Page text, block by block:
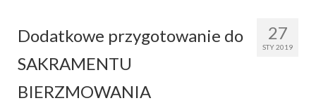
Intencje mszalne
Informacje duszpasterskie
Piszą o nas
27
STY 2019
Dodatkowe przygotowanie do
SAKRAMENTU
BIERZMOWANIA